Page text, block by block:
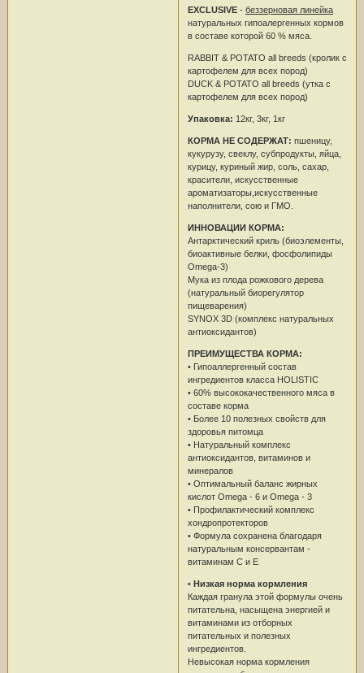
EXCLUSIVE- беззерновая линейка
натуральных гипоалергенных кормов
в составе которой 60 % мяса.
RABBIT & POTATO all breeds (кролик с
картофелем для всех пород)
DUCK & POTATO all breeds (утка с
картофелем для всех пород)
Упаковка: 12кг, 3кг, 1кг
КОРМА НЕ СОДЕРЖАТ: пшеницу,
кукурузу, свеклу, субпродукты, яйца,
курицу, куриный жир, соль, сахар,
красители, искусственные
ароматизаторы,искусственные
наполнители, сою и ГМО.
ИННОВАЦИИ КОРМА:
Антарктический криль (биоэлементы,
биоактивные белки, фосфолипиды
Omega-3)
Мука из плода рожкового дерева
(натуральный биорегулятор
пищеварения)
SYNOX 3D (комплекс натуральных
антиоксидантов)
ПРЕИМУЩЕСТВА КОРМА:
• Гипоаллергенный состав
ингредиентов класса HOLISTIC
• 60% высококачественного мяса в
составе корма
• Более 10 полезных свойств для
здоровья питомца
• Натуральный комплекс
антиоксидантов, витаминов и
минералов
• Оптимальный баланс жирных
кислот Omega - 6 и Omega - 3
• Профилактический комплекс
хондропротекторов
• Формула сохранена благодаря
натуральным консервантам -
витаминам C и E
• Низкая норма кормления
Каждая гранула этой формулы очень
питательна, насыщена энергией и
витаминами из отборных
питательных и полезных
ингредиентов.
Невысокая норма кормления